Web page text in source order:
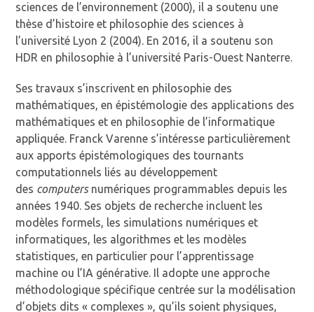
sciences de l’environnement (2000), il a soutenu une
thèse d’histoire et philosophie des sciences à
l’université Lyon 2 (2004). En 2016, il a soutenu son
HDR en philosophie à l’université Paris-Ouest Nanterre.
Ses travaux s’inscrivent en philosophie des
mathématiques, en épistémologie des applications des
mathématiques et en philosophie de l’informatique
appliquée. Franck Varenne s’intéresse particulièrement
aux apports épistémologiques des tournants
computationnels liés au développement
des computersnumériques programmables depuis les
années 1940. Ses objets de recherche incluent les
modèles formels, les simulations numériques et
informatiques, les algorithmes et les modèles
statistiques, en particulier pour l’apprentissage
machine ou l’IA générative. Il adopte une approche
méthodologique spécifique centrée sur la modélisation
d’objets dits « complexes », qu’ils soient physiques,